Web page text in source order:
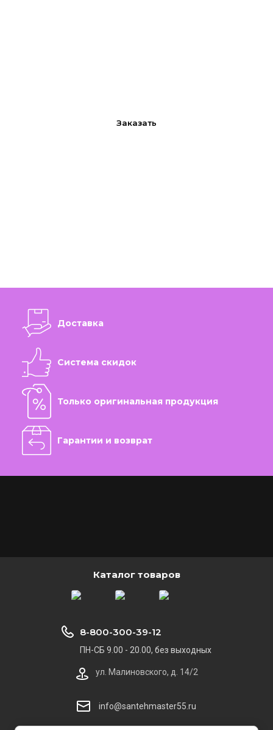
Заказать
Доставка
Система скидок
Только оригинальная продукция
Гарантии и возврат
Каталог товаров
8-800-300-39-12
ПН-СБ 9.00 - 20.00, без выходных
ул. Малиновского, д. 14/2
info@santehmaster55.ru